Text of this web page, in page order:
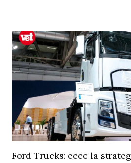
Ford Trucks: ecco la